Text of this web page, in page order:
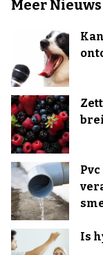
Meer Nieuws
Is